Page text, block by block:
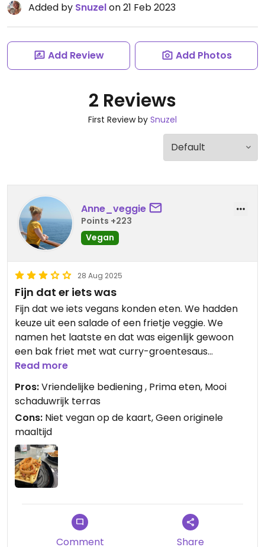
Added by Snuzelon 21 Feb 2023
Add Review Add Photos
2 Reviews
First Review by Snuzel
Anne_veggie
Points +223
Vegan
28 Aug 2025
Fijn dat er iets was
Fijn dat we iets vegans konden eten. We hadden
keuze uit een salade of een frietje veggie. We
namen het laatste en dat was eigenlijk gewoon
een bak friet met wat curry-groentesaus
eroverheen en een paar uienringen ter garnering.
Niet echt een maaltijd maar wel lekker tijdens een
lange dag wandelen.
Read more
Pros:Vriendelijke bediening , Prima eten, Mooi
schaduwrijk terras
Cons: Niet vegan op de kaart, Geen originele
maaltijd
Comment Share